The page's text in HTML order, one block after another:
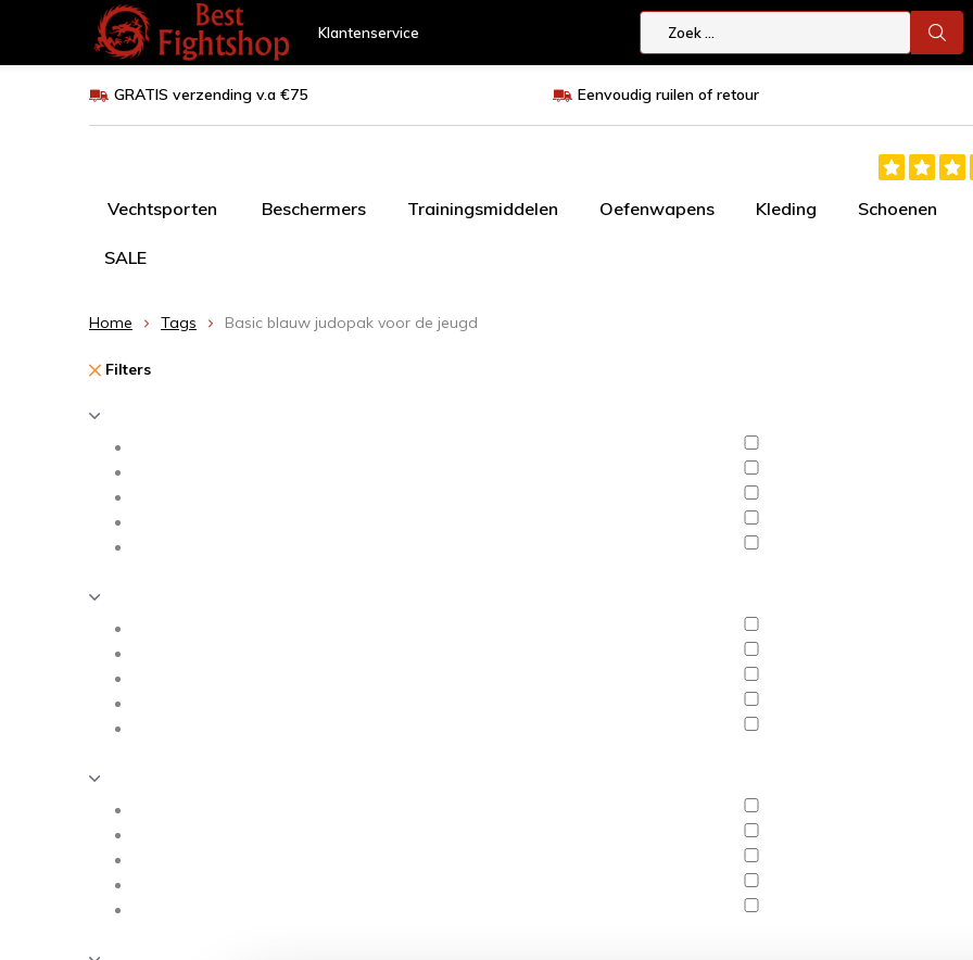
Klantenservice
GRATIS verzending v.a €75 Eenvoudig ruilen of retour
Vechtsporten Beschermers Trainingsmiddelen Oefenwapens Kleding Schoenen
SALE
Home Tags Basic blauw judopak voor de jeugd
Filters